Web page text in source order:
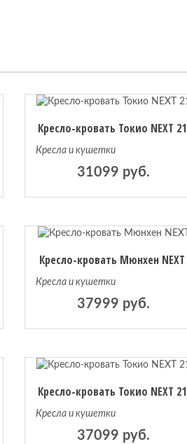
Кресло-кровать Токио NEXT 21
Кресла и кушетки
31099 руб.
Кресло-кровать Мюнхен NEXT
Кресла и кушетки
37999 руб.
Кресло-кровать Токио NEXT 21
Кресла и кушетки
37099 руб.